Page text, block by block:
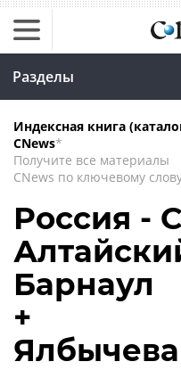
Разделы
Индексная книга
CNews*
Получите все материалы
CNews по ключевому
Россия -
Барнаул
+